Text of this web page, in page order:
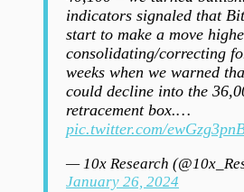
indicators signaled that
start to make a move
consolidating/correcting
weeks when we warned
could decline into the
retracement box.…
pic.twitter.com/
— 10x Research
January 26, 2024